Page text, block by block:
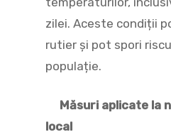
zilei. Aceste condiții
rutier și pot spori
populație.
Măsuri aplicate la
local